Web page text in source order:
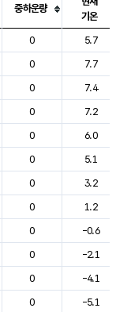
기압등을 안내한 표입
중하운량
기온
0
5.7
0
7.7
0
7.4
0
7.2
0
6.0
0
5.1
0
3.2
0
1.2
0
-0.6
0
-2.1
0
-4.1
0
-5.1